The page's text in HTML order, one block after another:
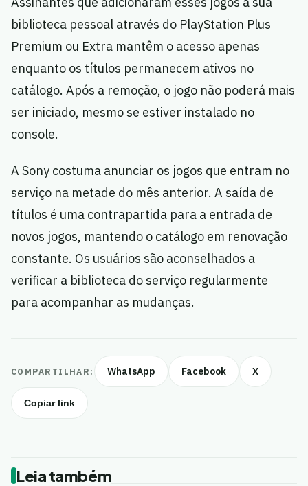
biblioteca pessoal através do PlayStation Plus
Premium ou Extra mantêm o acesso apenas
enquanto os títulos permanecem ativos no
catálogo. Após a remoção, o jogo não poderá mais
ser iniciado, mesmo se estiver instalado no
console.
A Sony costuma anunciar os jogos que entram no
serviço na metade do mês anterior. A saída de
títulos é uma contrapartida para a entrada de
novos jogos, mantendo o catálogo em renovação
constante. Os usuários são aconselhados a
verificar a biblioteca do serviço regularmente
para acompanhar as mudanças.
COMPARTILHAR: WhatsApp Facebook X
Copiar link
Leia também